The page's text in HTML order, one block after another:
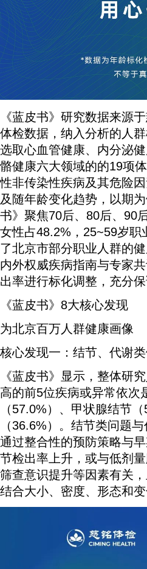
《蓝皮书》研究数据来源
体检数据，纳入分析的人
选取心血管健康、内分泌
骼健康六大领域的的19项
性非传染性疾病及其危险
及随年龄变化趋势，以期
书》聚焦70后、80后、90
女性占48.2%，25~59岁
了北京市部分职业人群的
内外权威疾病指南与专家
出率进行标化调整，充分
《蓝皮书》8大核心发现
为北京百万人群健康画像
核心发现一：结节、代谢
《蓝皮书》显示，整体研
高的前5位疾病或异常依次
（57.0%）、甲状腺结节
（36.6%）。结节类问题
通过整合性的预防策略与
节检出率上升，或与低剂
筛查意识提升等因素有关
结合大小、密度、形态和